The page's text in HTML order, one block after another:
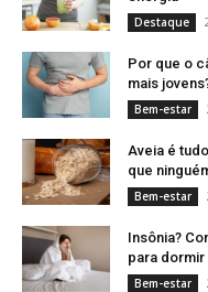
Destaque
Por que o
mais
Bem-estar
Aveia é
que
Bem-estar
Insônia?
para
Bem-estar